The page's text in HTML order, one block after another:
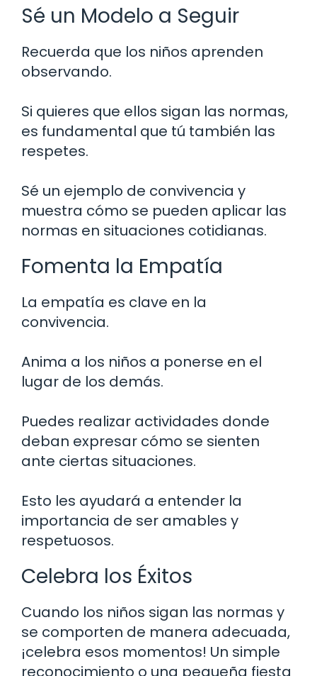
Sé un Modelo a Seguir
Recuerda que los niños aprenden
observando.
Si quieres que ellos sigan las normas,
es fundamental que tú también las
respetes.
Sé un ejemplo de convivencia y
muestra cómo se pueden aplicar las
normas en situaciones cotidianas.
Fomenta la Empatía
La empatía es clave en la
convivencia.
Anima a los niños a ponerse en el
lugar de los demás.
Puedes realizar actividades donde
deban expresar cómo se sienten
ante ciertas situaciones.
Esto les ayudará a entender la
importancia de ser amables y
respetuosos.
Celebra los Éxitos
Cuando los niños sigan las normas y
se comporten de manera adecuada,
¡celebra esos momentos! Un simple
reconocimiento o una pequeña fiesta